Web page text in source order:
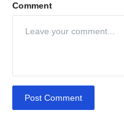
Comment
Post Comment